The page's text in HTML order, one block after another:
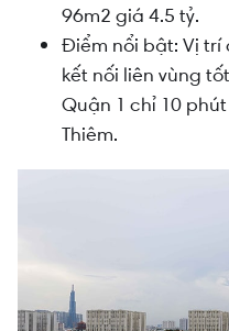
96m2 giá 4.5 tỷ.
Điểm nổi bật: Vị trí
kết nối liên vùng
Quận 1 chỉ 10
Thiêm.